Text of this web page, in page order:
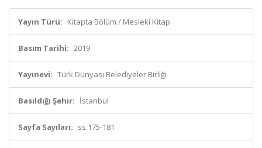
Yayın Türü: Kitapta Bölüm / Mesleki Kitap
Basım Tarihi: 2019
Yayınevi: Türk Dünyası Belediyeler Birliği
Basıldığı Şehir: İstanbul
Sayfa Sayıları: ss.175-181